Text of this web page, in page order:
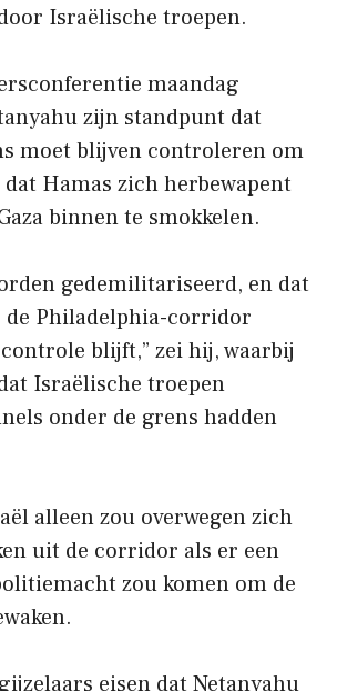
Israëlische troepen.
maandag
zijn standpunt dat
moet blijven controleren om
Hamas zich herbewapent
binnen te smokkelen.
gedemilitariseerd, en dat
de Philadelphia-corridor
blijft,” zei hij, waarbij
Israëlische troepen
onder de grens hadden
alleen zou overwegen zich
uit de corridor als er een
zou komen om de
eisen dat Netanyahu